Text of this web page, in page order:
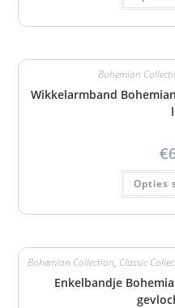
Bohemian
Wikkelarmband
€
Opties
Bohemian Collection, Classic
Enkelbandje